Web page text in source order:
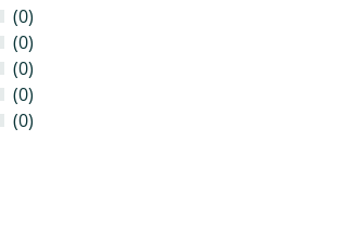
(0)
(0)
(0)
(0)
(0)